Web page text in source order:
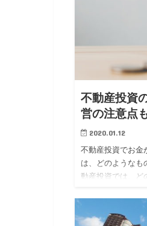
不動産投資
営の注意点
2020.01.12
不動産投資でお金
は、どのようなも
動産投資では、ど